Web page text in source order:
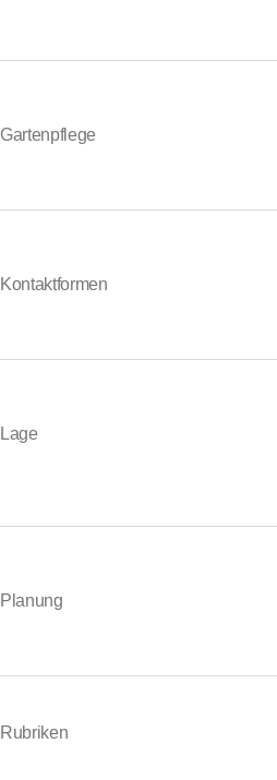
Gartenpflege
Kontaktformen
Lage
Planung
Rubriken